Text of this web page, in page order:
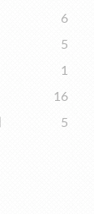
6
5
1
16
5